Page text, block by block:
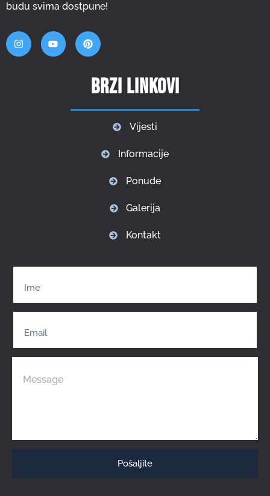
budu svima dostpune!
Brzi linkovi
Vijesti
Informacije
Ponude
Galerija
Kontakt
Pošaljite